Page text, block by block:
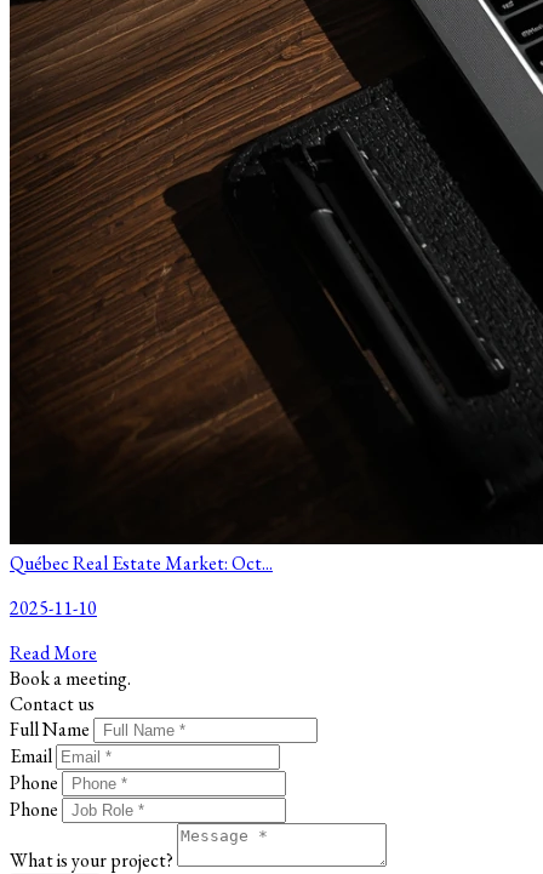
Québec Real Estate Market: Oct...
2025-11-10
Read More
Book a meeting.
Contact us
Full Name
Email
Phone
Phone
What is your project?